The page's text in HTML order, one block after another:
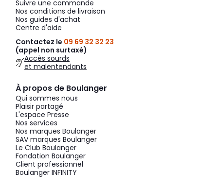
Suivre une commande
Nos conditions de livraison
Nos guides d'achat
Centre d'aide
Contactez le 09 69 32 32 23
(appel non surtaxé)
Accès sourds
et malentendants
À propos de Boulanger
Qui sommes nous
Plaisir partagé
L'espace Presse
Nos services
Nos marques Boulanger
SAV marques Boulanger
Le Club Boulanger
Fondation Boulanger
Client professionnel
Boulanger INFINITY